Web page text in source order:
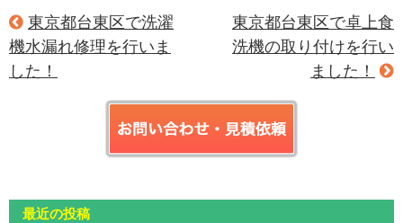
東京都台東区で洗濯
機水漏れ修理を行いま
した！
東京都台東区で卓上食
洗機の取り付けを行い
ました！
最近の投稿